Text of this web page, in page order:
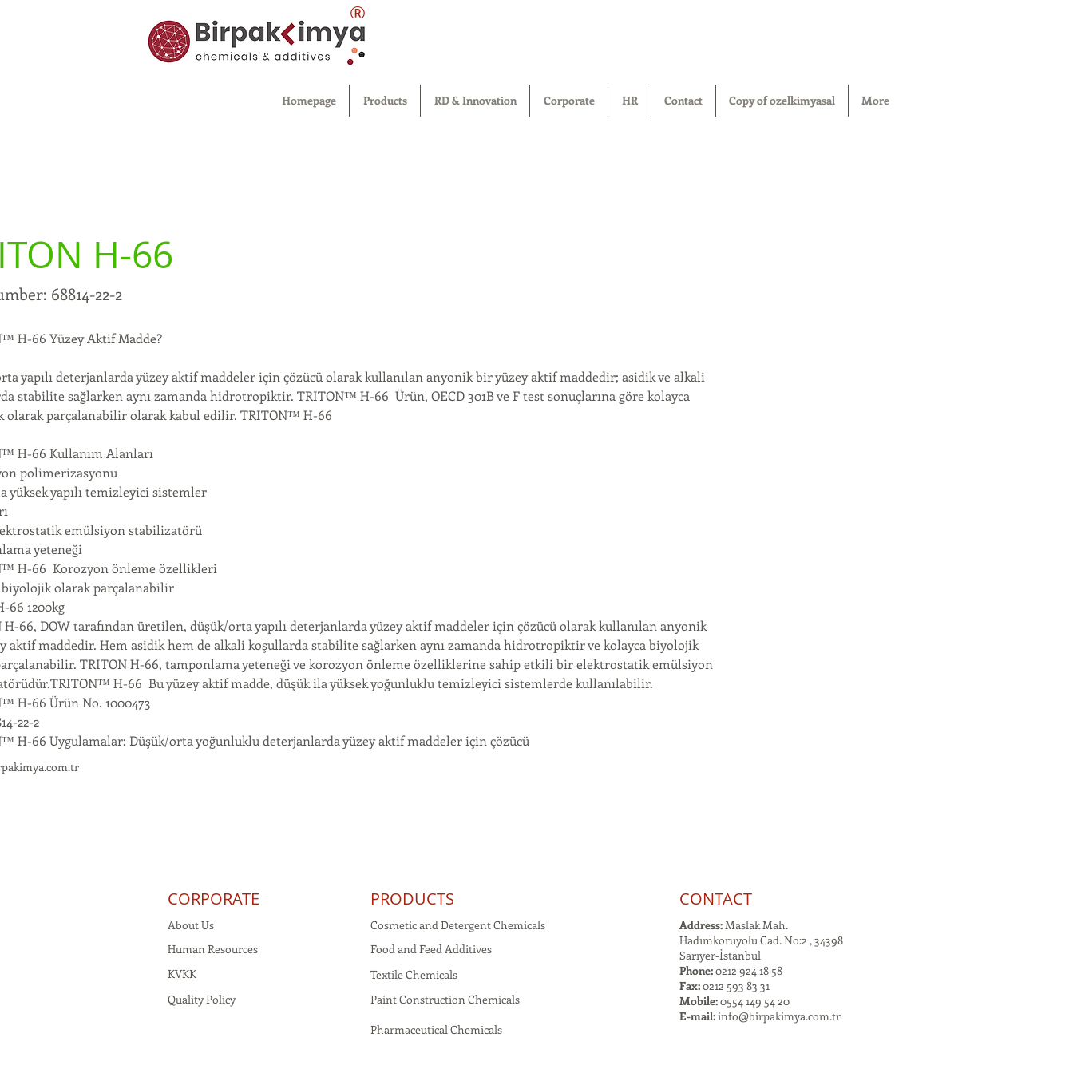
®
Homepage Products RD & Innovation Corporate HR Contact Copy of ozelkimyasal More
H-66
68814-22-2
H-66 Yüzey Aktif Madde?
yapılı deterjanlarda yüzey aktif maddeler için çözücü olarak kullanılan anyonik bir yüzey aktif maddedir; asidik ve alkali
stabilite sağlarken aynı zamanda hidrotropiktir. TRITON™ H-66  Ürün, OECD 301B ve F test sonuçlarına göre kolayca
olarak parçalanabilir olarak kabul edilir. TRITON™ H-66
H-66 Kullanım Alanları
polimerizasyonu
yüksek yapılı temizleyici sistemler
emülsiyon stabilizatörü
yeteneği
H-66  Korozyon önleme özellikleri
biyolojik olarak parçalanabilir
66 1200kg
H-66, DOW tarafından üretilen, düşük/orta yapılı deterjanlarda yüzey aktif maddeler için çözücü olarak kullanılan anyonik
aktif maddedir. Hem asidik hem de alkali koşullarda stabilite sağlarken aynı zamanda hidrotropiktir ve kolayca biyolojik
TRITON H-66, tamponlama yeteneği ve korozyon önleme özelliklerine sahip etkili bir elektrostatik emülsiyon
H-66  Bu yüzey aktif madde, düşük ila yüksek yoğunluklu temizleyici sistemlerde kullanılabilir.
H-66 Ürün No. 1000473
22-2
H-66 Uygulamalar: Düşük/orta yoğunluklu deterjanlarda yüzey aktif maddeler için çözücü
CORPORATE
About Us
Human Resources
KVKK
Quality Policy
PRODUCTS
Cosmetic and Detergent Chemicals
Food and Feed Additives
Textile Chemicals
Paint Construction Chemicals
Pharmaceutical Chemicals
CONTACT
Address:Maslak Mah.
Hadımkoruyolu Cad. No:2 , 34398
Sarıyer-İstanbul
Phone:0212 924 18 58
Fax:0212 593 83 31
Mobile:0554 149 54 20
E-mail:info@birpakimya.com.tr